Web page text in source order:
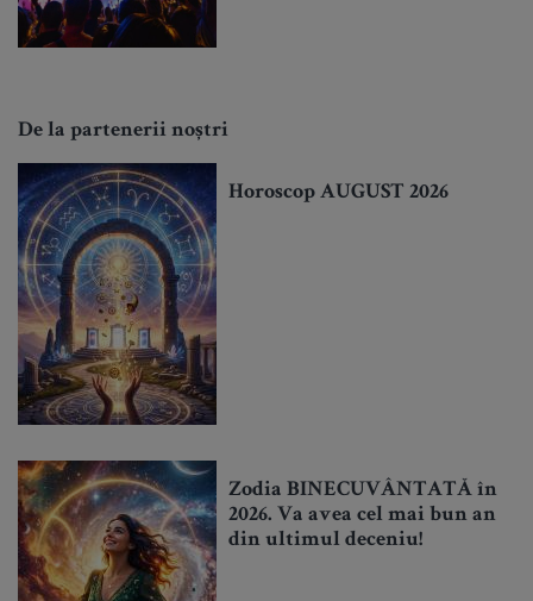
De la partenerii noștri
Horoscop AUGUST 2026
Zodia BINECUVÂNTATĂ în
2026. Va avea cel mai bun an
din ultimul deceniu!